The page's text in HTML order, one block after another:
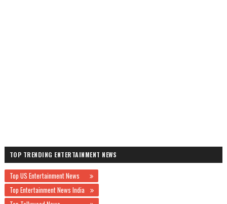
TOP TRENDING ENTERTAINMENT NEWS
Top US Entertainment News
Top Entertainment News India